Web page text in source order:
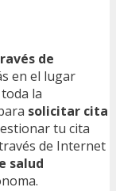
de
en el lugar
la
solicitar cita
tu cita
de Internet
salud